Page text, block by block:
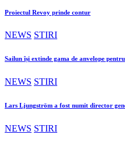
Proiectul Revoy prinde contur
NEWS STIRI
Sailun își extinde gama de anvelope
NEWS STIRI
Lars Ljungström a fost numit director
NEWS STIRI